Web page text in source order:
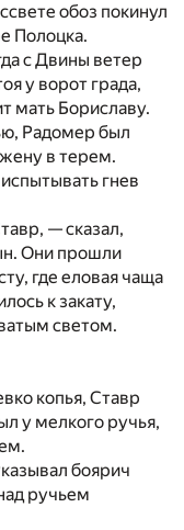
обоз покинул
Полоцка.
с Двины ветер
у ворот града,
мать Бориславу.
Радомер был
в терем.
гнев
— сказал,
Они прошли
где еловая чаща
к закату,
светом.
копья, Ставр
у мелкого ручья,
боярич
ручьем